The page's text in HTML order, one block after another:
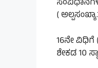
(
16ನೇ
ಶೇಕಡ 10